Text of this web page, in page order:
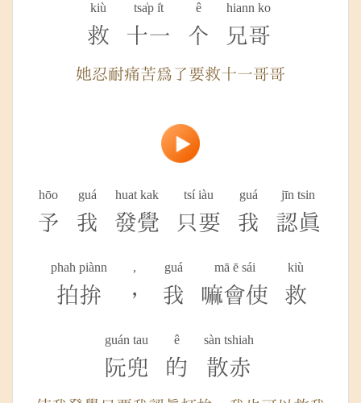
kiù
救
tsa̍p i̍t
十一
ê
个
hiann ko
兄哥
她忍耐痛苦為了要救十一哥哥
hōo
予
guá
我
huat kak
發覺
tsí iàu
只要
guá
我
jīn tsin
認真
phah piànn
拍拚
,
，
guá
我
mā ē sái
嘛會使
kiù
救
guán tau
阮兜
ê
的
sàn tshiah
散赤